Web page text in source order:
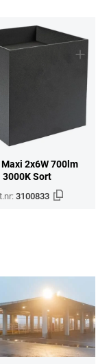
2x6W 700lm
3000K Sort
3100833